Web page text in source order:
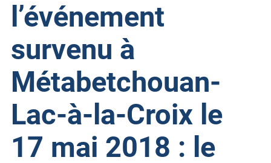
l’événement
survenu à
Métabetchouan-
Lac-à-la-Croix le
17 mai 2018 : le